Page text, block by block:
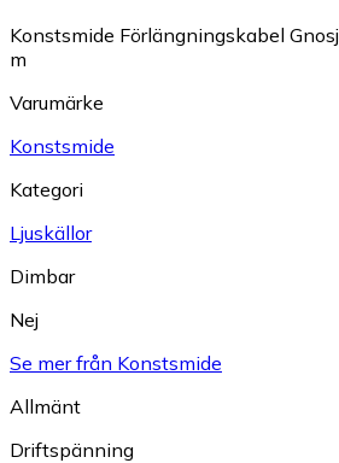
Konstsmide Förlängningskabel
m
Varumärke
Konstsmide
Kategori
Ljuskällor
Dimbar
Nej
Se mer från Konstsmide
Allmänt
Driftspänning